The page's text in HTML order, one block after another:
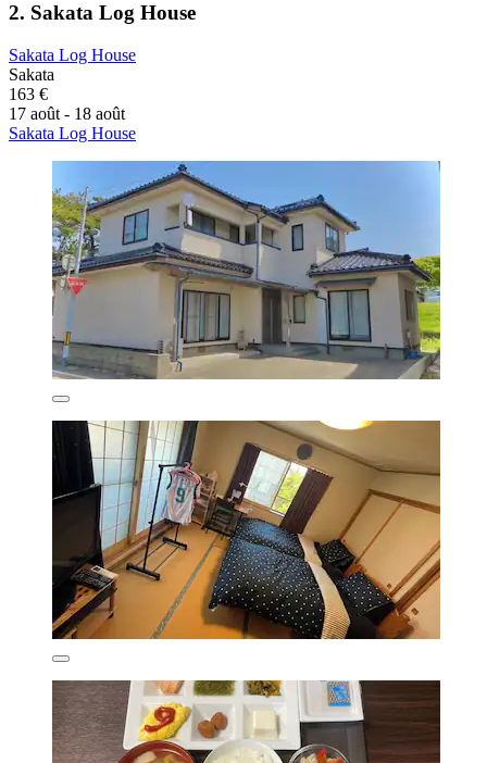
2. Sakata Log House
Sakata Log House
Sakata
163 €
17 août - 18 août
Sakata Log House